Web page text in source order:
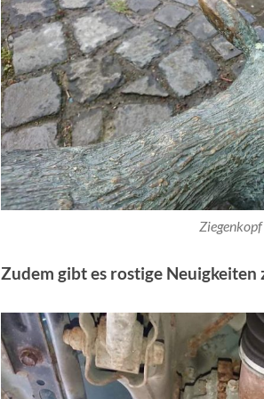
Zudem gibt es rostige